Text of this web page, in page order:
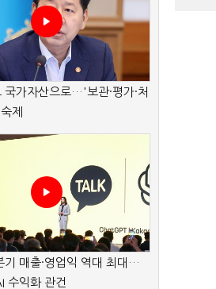
국가자산으로…'보관·평가·처
제
기 매출·영업익 역대 최대…
수익화 관건